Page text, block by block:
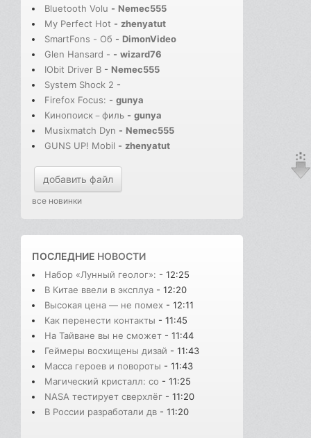
Bluetooth Volu - Nemec555
My Perfect Hot - zhenyatut
SmartFons - Об - DimonVideo
Glen Hansard - - wizard76
IObit Driver B - Nemec555
System Shock 2 -
Firefox Focus: - gunya
Кинопоиск－филь - gunya
Musixmatch Dyn - Nemec555
GUNS UP! Mobil - zhenyatut
добавить файл
все новинки
ПОСЛЕДНИЕ НОВОСТИ
Набор «Лунный геолог»: - 12:25
В Китае ввели в эксплуа - 12:20
Высокая цена — не помех - 12:11
Как перенести контакты - 11:45
На Тайване вы не сможет - 11:44
Геймеры восхищены дизай - 11:43
Масса героев и повороты - 11:43
Магический кристалл: со - 11:25
NASA тестирует сверхлёг - 11:20
В России разработали дв - 11:20